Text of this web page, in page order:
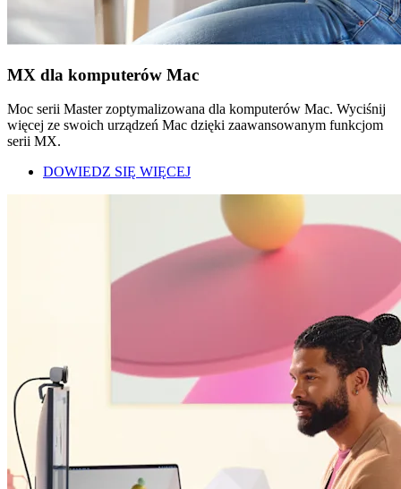
MX dla komputerów Mac
Moc serii Master zoptymalizowana dla komputerów Mac. Wyciśnij
więcej ze swoich urządzeń Mac dzięki zaawansowanym funkcjom
serii MX.
DOWIEDZ SIĘ WIĘCEJ